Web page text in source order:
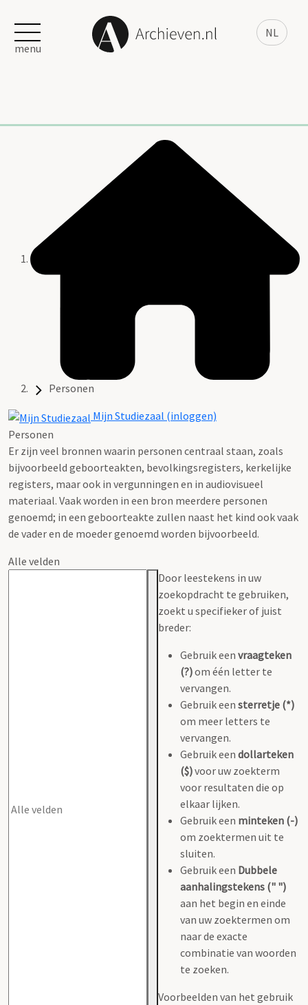
NL
menu
Personen
Mijn Studiezaal (inloggen)
Personen
Er zijn veel bronnen waarin personen centraal staan, zoals
bijvoorbeeld geboorteakten, bevolkingsregisters, kerkelijke
registers, maar ook in vergunningen en in audiovisueel
materiaal. Vaak worden in een bron meerdere personen
genoemd; in een geboorteakte zullen naast het kind ook vaak
de vader en de moeder genoemd worden bijvoorbeeld.
Alle velden
Door leestekens in uw
zoekopdracht te gebruiken,
zoekt u specifieker of juist
breder:
Gebruik een vraagteken
(?)om één letter te
vervangen.
Gebruik een sterretje (*)
om meer letters te
vervangen.
Gebruik een dollarteken
($)voor uw zoekterm
voor resultaten die op
elkaar lijken.
Gebruik een minteken (-)
om zoektermen uit te
sluiten.
Gebruik een Dubbele
aanhalingstekens (" ")
aan het begin en einde
van uw zoektermen om
naar de exacte
combinatie van woorden
te zoeken.
Voorbeelden van het gebruik